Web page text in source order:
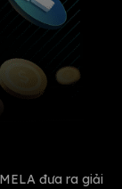
đưa ra giải